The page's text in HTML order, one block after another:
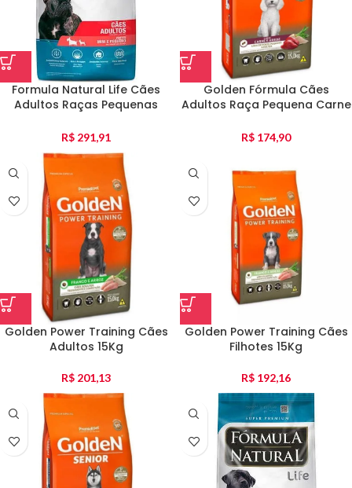
Formula Natural Life Cães
Adultos Raças Pequenas
R$ 291,91
Golden Fórmula Cães
Adultos Raça Pequena Carne
R$ 174,90
Golden Power Training Cães
Adultos 15Kg
R$ 201,13
Golden Power Training Cães
Filhotes 15Kg
R$ 192,16